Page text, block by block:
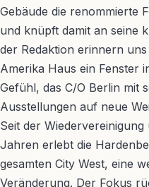
Gebäude die renommierte
und knüpft damit an seine
der Redaktion erinnern
Amerika Haus ein Fenster
Gefühl, das C/O Berlin mit
Ausstellungen auf neue
Seit der
Jahren erlebt die
gesamten City West, eine
Veränderung. Der Fokus